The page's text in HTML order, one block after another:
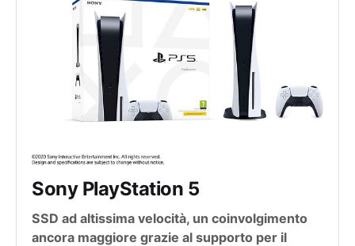
Sony PlayStation 5
SSD ad altissima velocità, un coinvolgimento
ancora maggiore grazie al supporto per il